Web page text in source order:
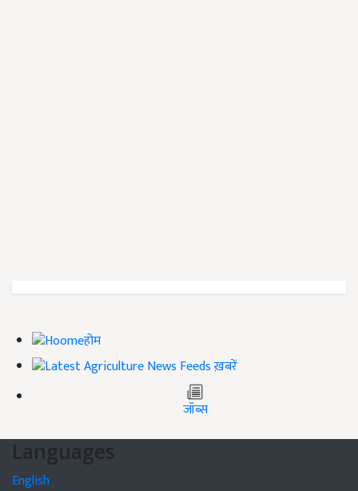
होम
ख़बरें
जॉब्स
Languages
English